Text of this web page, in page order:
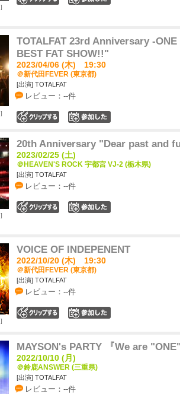
TOTALFAT 23rd Anniversary -
BEST FAT SHOW!!"
2023/04/06 (木) 19:30
＠新代田FEVER (東京都)
[出演] TOTALFAT
レビュー：--件
20th Anniversary "Dear past and
2023/02/25 (土)
＠HEAVEN'S ROCK 宇都宮 VJ-2 (栃木県)
[出演] TOTALFAT
レビュー：--件
VOICE OF INDEPENENT
2022/10/20 (木) 19:30
＠新代田FEVER (東京都)
[出演] TOTALFAT
レビュー：--件
MAYSON's PARTY 『We are "ONE"
2022/10/10 (月)
＠鈴鹿ANSWER (三重県)
[出演] TOTALFAT
レビュー：--件